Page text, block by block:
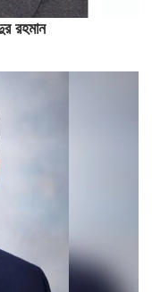
রহমান